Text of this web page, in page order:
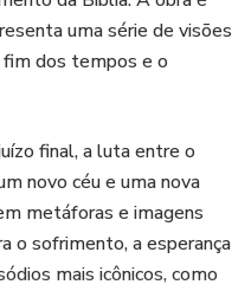
uma série de visões
dos tempos e o
final, a luta entre o
novo céu e uma nova
metáforas e imagens
o sofrimento, a esperança
mais icônicos, como